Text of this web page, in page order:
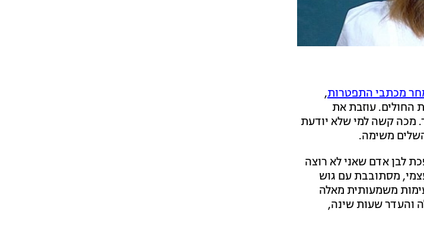
מכתבי התפטרות,
החולים. עוזבת את
מכה קשה למי שלא יודעת
משימה.
לבן אדם שאני לא רוצה
מסתובבת עם גוש
משמעותית מאלה
והעדר שעות שינה,